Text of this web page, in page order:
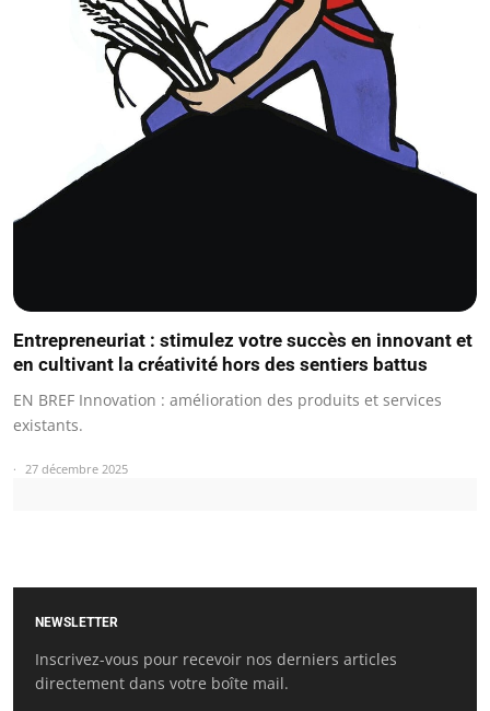
Entrepreneuriat : stimulez votre succès en innovant et
en cultivant la créativité hors des sentiers battus
EN BREF Innovation : amélioration des produits et services
existants.
27 décembre 2025
NEWSLETTER
Inscrivez-vous pour recevoir nos derniers articles
directement dans votre boîte mail.